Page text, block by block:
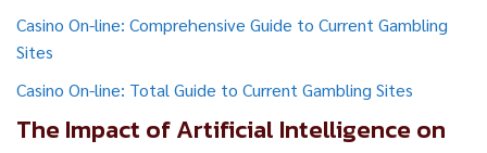
Casino On-line: Comprehensive Guide to Current Gambling
Sites
Casino On-line: Total Guide to Current Gambling Sites
The Impact of Artificial Intelligence on